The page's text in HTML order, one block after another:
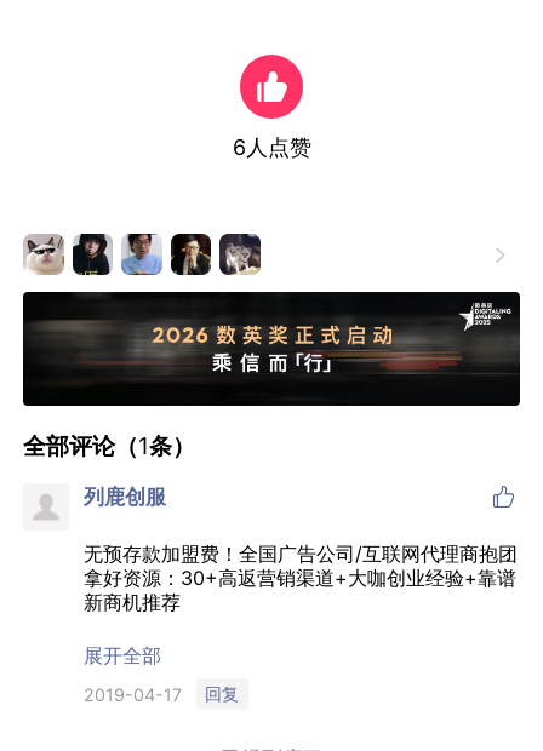
6 人点赞

全部评论（1条）
列鹿创服 
无预存款加盟费！全国广告公司/互联网代理商抱团
拿好资源：30+高返营销渠道+大咖创业经验+靠谱
新商机推荐
感兴趣联系：公众号【列鹿创服】，微信
展开全部
2019-04-17 回复